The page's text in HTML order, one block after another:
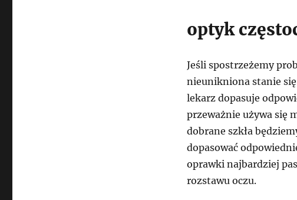
optyk
Jeśli spostrzeżemy
nieunikniona stanie
lekarz dopasuje
przeważnie używa się
dobrane szkła
dopasować
oprawki najbardziej
rozstawu oczu.